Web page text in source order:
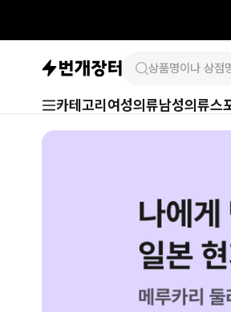
카테고리 여성의류남성의류스